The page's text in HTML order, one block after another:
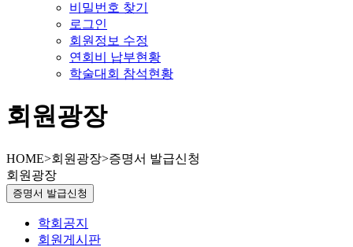
비밀번호 찾기
로그인
회원정보 수정
연회비 납부현황
학술대회 참석현황
회원광장
HOME>회원광장>증명서 발급신청
회원광장
증명서 발급신청
학회공지
회원게시판